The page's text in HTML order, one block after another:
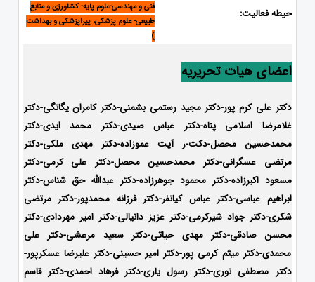
حیطه فعالیت:
فنی و مهندسی-علوم پایه- کشاورزی و منابع
طبیعی- علوم پزشکی، پیراپزشکی و بهداشت
)
اعضای هیات تحریریه
دکتر علی کرم پور-دکتر مجید رستمی بشمنی-دکتر کامران یگانگی-دکتر
غلامرضا اسلامی پناه-دکتر عباس صیدی-دکتر محمد ایدی-دکتر
محمدحسین محصل-دکت-ر آیت عموزاده-دکتر مهدی ملکی-دکتر
مرتضی عسگرانی-دکتر محمدحسین محصل-دکتر علی کرمی-دکتر
مسعود اکبرزاده-دکتر محمود جوهرزاده-دکتر عبدالله حق شناس-دکتر
ابراهیم عباسی-دکتر عباس کیانفر-دکتر فرزانه محمدپور-دکتر مرتضی
شکری-دکتر جواد شیرکرمی-دکتر عزیز دانیالی-دکتر امیر مهردادی-دکتر
محسن صادقی-دکتر مهدی حیاتی-دکتر سعید مرعشی-دکتر علی
محمدی-دکتر میثم کرمی پور-دکتر امیر حسینی-دکتر علیرضا عسکرپور-
دکتر مصطفی نوری-دکتر رسول یاری-دکتر فرهاد احمدی-دکتر قاسم